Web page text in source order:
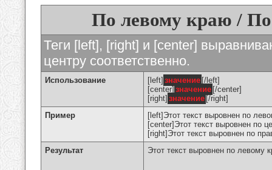
По левому краю /
Теги [left], [right] и [center]
центру соответственно.
Использование [left] значение [/left]
[center] значение [/center]
[right] значение [/right]
Пример
[left]Этот текст выровнен по
[center]Этот текст выровнен по
[right]Этот текст выровнен по
Результат
Этот текст выровнен по левому